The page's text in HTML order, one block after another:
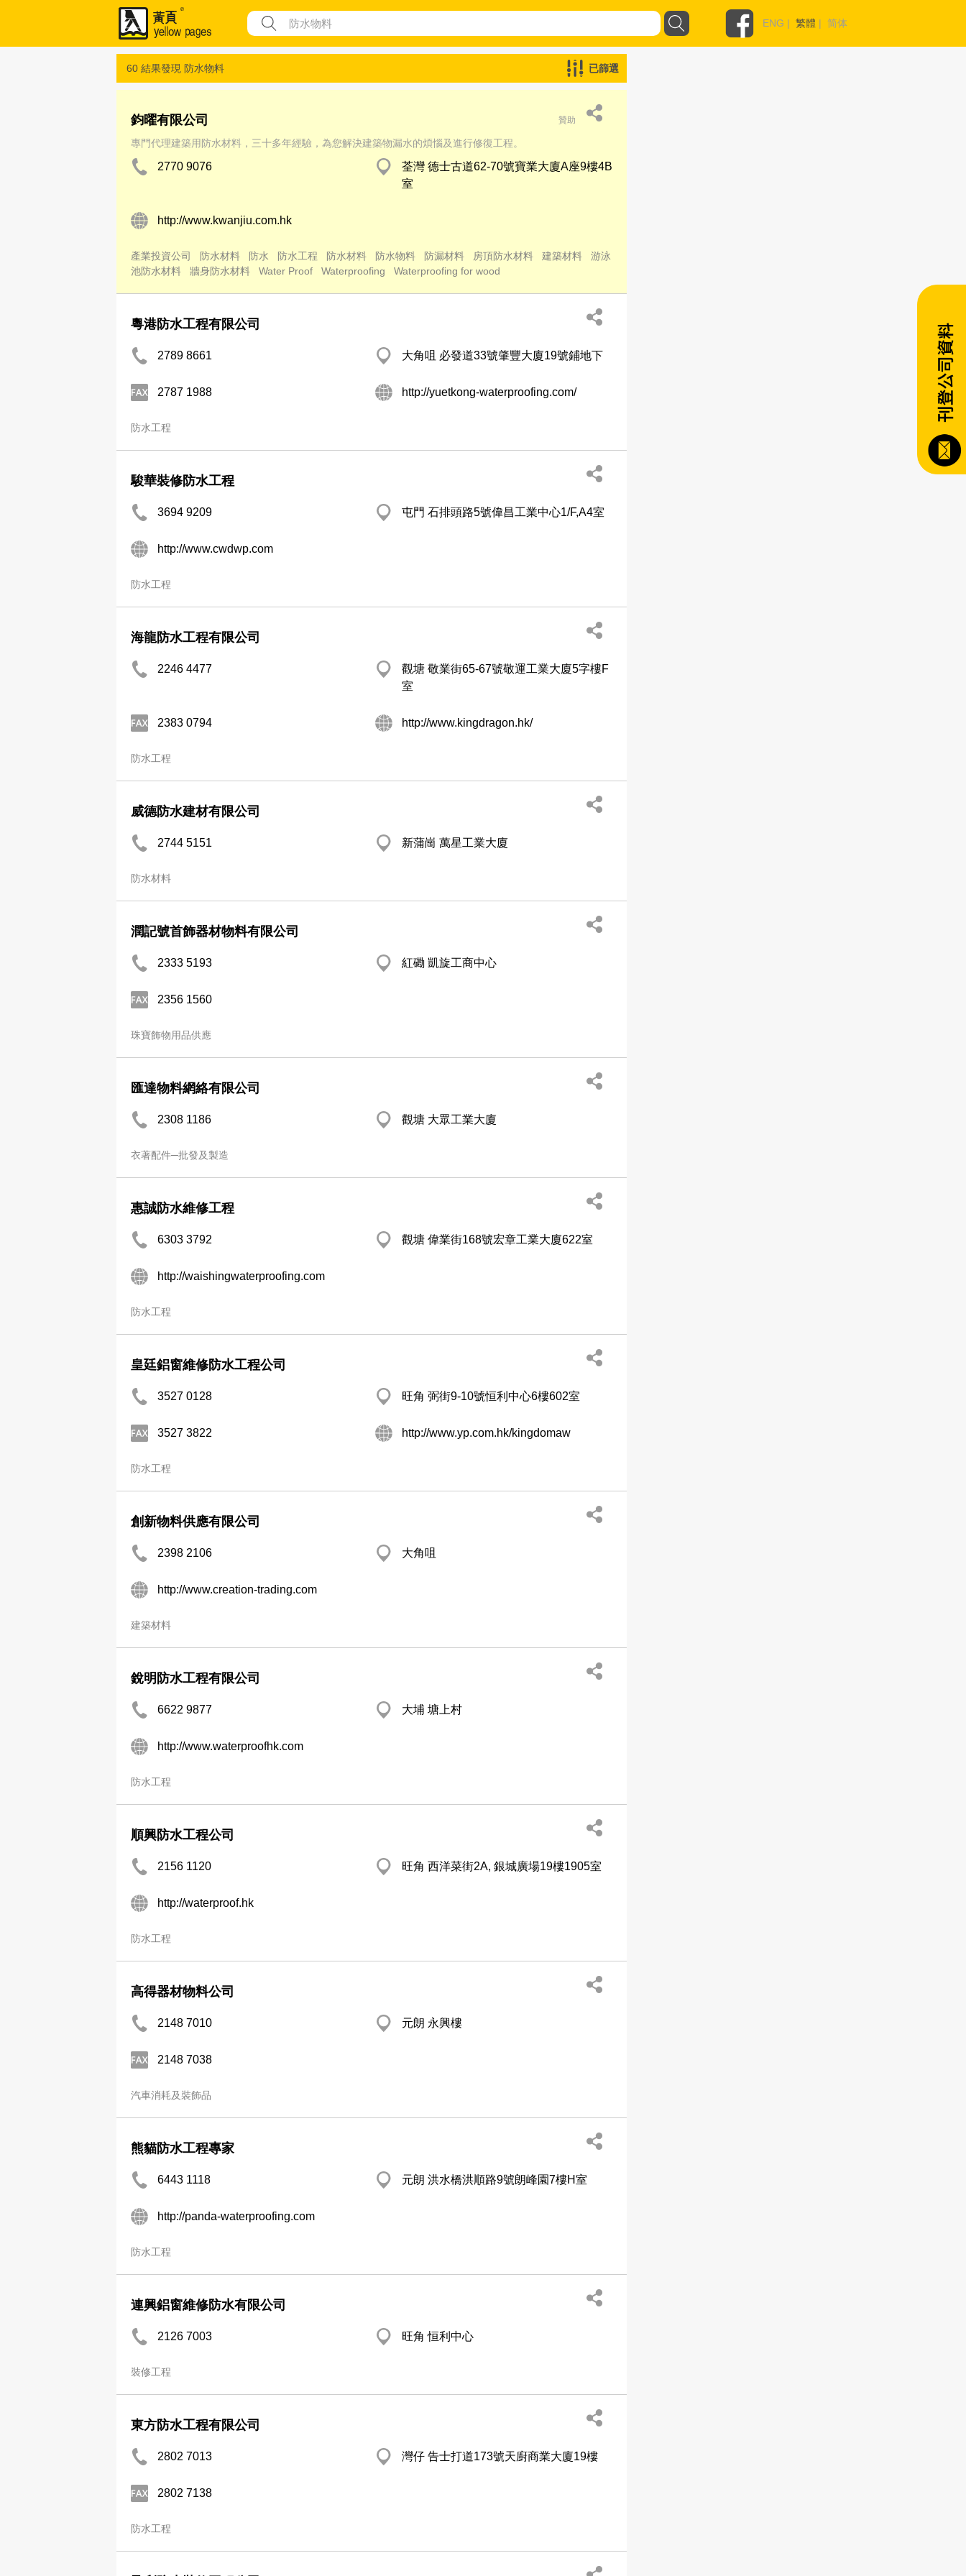
ENG | 繁體 | 简体
60 結果發現 防水物料 已篩選
鈞曜有限公司 贊助
專門代理建築用防水材料，三十多年經驗，為您解決建築物漏水的煩惱及進行修復工程。
2770 9076
荃灣 德士古道62-70號寶業大廈A座9樓4B
室
http://www.kwanjiu.com.hk
產業投資公司 防水材料 防水 防水工程 防水材料 防水物料 防漏材料 房頂防水材料 建築材料
游泳
池防水材料
牆身防水材料 Water Proof Waterproofing Waterproofing for wood
粵港防水工程有限公司
2789 8661 大角咀 必發道33號肇豐大廈19號鋪地下
2787 1988 http://yuetkong-waterproofing.com/
防水工程
駿華裝修防水工程
3694 9209 屯門 石排頭路5號偉昌工業中心1/F,A4室
http://www.cwdwp.com
防水工程
海龍防水工程有限公司
2246 4477
觀塘 敬業街65-67號敬運工業大廈5字樓F
室
2383 0794 http://www.kingdragon.hk/
防水工程
威德防水建材有限公司
2744 5151 新蒲崗 萬星工業大廈
防水材料
潤記號首飾器材物料有限公司
2333 5193 紅磡 凱旋工商中心
2356 1560
珠寶飾物用品供應
匯達物料網絡有限公司
2308 1186 觀塘 大眾工業大廈
衣著配件─批發及製造
惠誠防水維修工程
6303 3792 觀塘 偉業街168號宏章工業大廈622室
http://waishingwaterproofing.com
防水工程
皇廷鋁窗維修防水工程公司
3527 0128 旺角 弼街9-10號恒利中心6樓602室
3527 3822 http://www.yp.com.hk/kingdomaw
防水工程
創新物料供應有限公司
2398 2106 大角咀
http://www.creation-trading.com
建築材料
銳明防水工程有限公司
6622 9877 大埔 塘上村
http://www.waterproofhk.com
防水工程
順興防水工程公司
2156 1120 旺角 西洋菜街2A, 銀城廣場19樓1905室
http://waterproof.hk
防水工程
高得器材物料公司
2148 7010 元朗 永興樓
2148 7038
汽車消耗及裝飾品
熊貓防水工程專家
6443 1118 元朗 洪水橋洪順路9號朗峰園7樓H室
http://panda-waterproofing.com
防水工程
連興鋁窗維修防水有限公司
2126 7003 旺角 恒利中心
裝修工程
東方防水工程有限公司
2802 7013 灣仔 告士打道173號天廚商業大廈19樓
2802 7138
防水工程